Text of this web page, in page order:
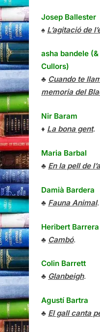
Josep Ballester
♠ L’agitació de
asha bandele
Cullors)
♣ Cuando te
memoria del
Nir Baram
♦ La bona gent.
Maria Barbal
♣ En la pell de
Damià Bardera
♣ Fauna Animal.
Heribert Barrera
♣ Cambó.
Colin Barrett
♣ Glanbeigh.
Agustí Bartra
♣ El gall canta